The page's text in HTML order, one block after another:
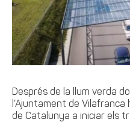
Després de la llum verda
l’Ajuntament de
de Catalunya a iniciar els